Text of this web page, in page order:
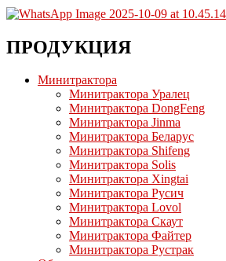
ПРОДУКЦИЯ
Минитрактора
Минитрактора Уралец
Минитрактора DongFeng
Минитрактора Jinma
Минитрактора Беларус
Минитрактора Shifeng
Минитрактора Solis
Минитрактора Xingtai
Минитрактора Русич
Минитрактора Lovol
Минитрактора Скаут
Минитрактора Файтер
Минитрактора Рустрак